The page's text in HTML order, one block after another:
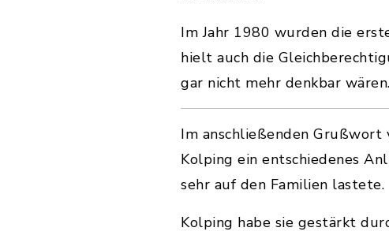
Im Jahr 1980 wurden die
hielt auch die
gar nicht mehr denkbar wären.
Im anschließenden Grußwort
Kolping ein entschiedenes
sehr auf den Familien lastete.
Kolping habe sie gestärkt